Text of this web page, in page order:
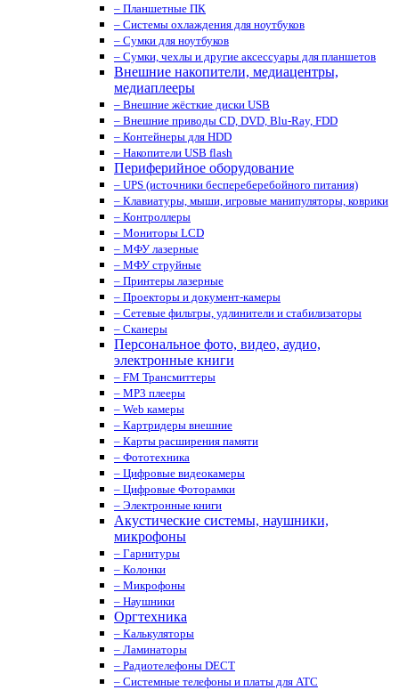
– Планшетные ПК
– Системы охлаждения для ноутбуков
– Сумки для ноутбуков
– Сумки, чехлы и другие аксессуары для планшетов
Внешние накопители, медиацентры,
медиаплееры
– Внешние жёсткие диски USB
– Внешние приводы CD, DVD, Blu-Ray, FDD
– Контейнеры для HDD
– Накопители USB flash
Периферийное оборудование
– UPS (источники беспереберебойного питания)
– Клавиатуры, мыши, игровые манипуляторы, коврики
– Контроллеры
– Мониторы LCD
– МФУ лазерные
– МФУ струйные
– Принтеры лазерные
– Проекторы и документ-камеры
– Сетевые фильтры, удлинители и стабилизаторы
– Сканеры
Персональное фото, видео, аудио,
электронные книги
– FM Трансмиттеры
– MP3 плееры
– Web камеры
– Картридеры внешние
– Карты расширения памяти
– Фототехника
– Цифровые видеокамеры
– Цифровые Фоторамки
– Электронные книги
Акустические системы, наушники,
микрофоны
– Гарнитуры
– Колонки
– Микрофоны
– Наушники
Оргтехника
– Калькуляторы
– Ламинаторы
– Радиотелефоны DECT
– Системные телефоны и платы для АТС